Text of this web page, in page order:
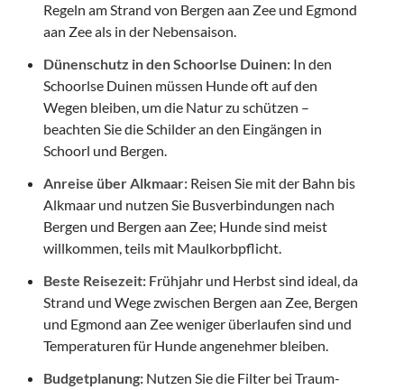
Regeln am Strand von Bergen aan Zee und Egmond
aan Zee als in der Nebensaison.
Dünenschutz in den Schoorlse Duinen: In den
Schoorlse Duinen müssen Hunde oft auf den
Wegen bleiben, um die Natur zu schützen –
beachten Sie die Schilder an den Eingängen in
Schoorl und Bergen.
Anreise über Alkmaar: Reisen Sie mit der Bahn bis
Alkmaar und nutzen Sie Busverbindungen nach
Bergen und Bergen aan Zee; Hunde sind meist
willkommen, teils mit Maulkorbpflicht.
Beste Reisezeit: Frühjahr und Herbst sind ideal, da
Strand und Wege zwischen Bergen aan Zee, Bergen
und Egmond aan Zee weniger überlaufen sind und
Temperaturen für Hunde angenehmer bleiben.
Budgetplanung: Nutzen Sie die Filter bei Traum-